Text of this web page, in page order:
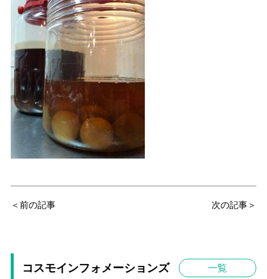
＜前の記事 次の記事＞
コスモインフォメーションズ 一覧